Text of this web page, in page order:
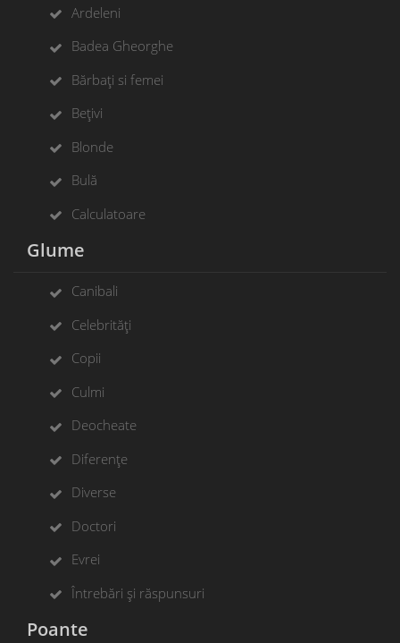
Ardeleni
Badea Gheorghe
Bărbați si femei
Bețivi
Blonde
Bulă
Calculatoare
Glume
Canibali
Celebrități
Copii
Culmi
Deocheate
Diferențe
Diverse
Doctori
Evrei
Întrebări și răspunsuri
Poante